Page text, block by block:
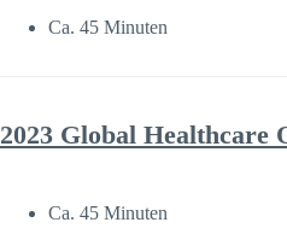
Ca. 45 Minuten
2023 Global Healthcare
Ca. 45 Minuten